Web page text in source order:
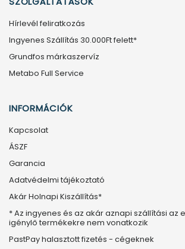
Hírlevél feliratkozás
Ingyenes Szállítás 30.000Ft felett*
Grundfos márkaszervíz
Metabo Full Service
INFORMÁCIÓK
Kapcsolat
ÁSZF
Garancia
Adatvédelmi tájékoztató
Akár Holnapi Kiszállítás*
* Az ingyenes és az akár aznapi szállítási az
igénylő termékekre nem vonatkozik
PastPay halasztott fizetés - cégeknek